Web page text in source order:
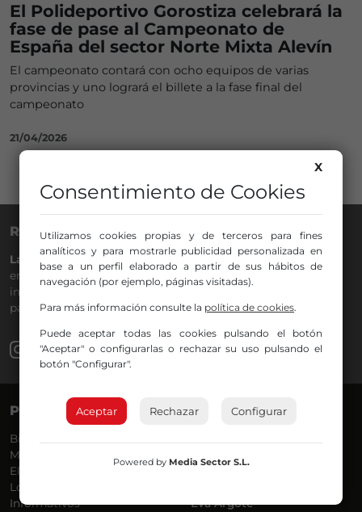
El Polideportivo Gorostiza celebrará la
fase de pase al Campeonato de
España del sector Norte Mixta Alevín
El campeonato contará con ocho equipos de varias
provincias y uno logrará el billete a la fase final del
campeonato
21/04/2026
RADIO NERVIÓN
La Gran Familia desde hace 40 años en la
emisora de Bilbao para todos los públicos, con Más Música,
información a menos cinco, deportes, tráfico y la
participación de los oyentes.
PROGRAMAS
Bilbosport
Más Música
El Madrugador
Lo Más Nuevo
Informativos
VOCES
Eva Argote
X
Consentimiento de Cookies
Utilizamos cookies propias y de terceros para fines
analíticos y para mostrarle publicidad personalizada en
base a un perfil elaborado a partir de sus hábitos de
navegación (por ejemplo, páginas visitadas).
Para más información consulte la política de cookies.
Puede aceptar todas las cookies pulsando el botón
"Aceptar" o configurarlas o rechazar su uso pulsando el
botón "Configurar".
Aceptar Rechazar Configurar
Powered by Media Sector S.L.